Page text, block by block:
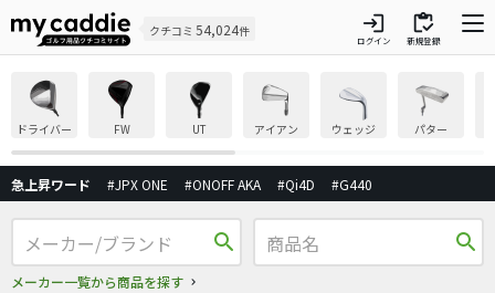
クチコミ 54,024件 login
ログイン
inventory
新規登録
ドライバー FW UT アイアン ウェッジ パター
急上昇ワード #JPX ONE #ONOFF AKA #Qi4D #G440
search
メーカー一覧から商品を探す
search